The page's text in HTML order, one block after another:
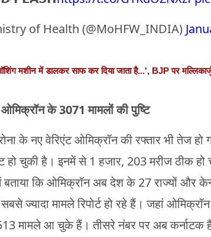
of Health (@MoHFW_INDIA)
मशीन में डालकर साफ कर दिया जाता है...', BJP पर
के 3071 मामलों की पुष्टि
के नए वेरिएंट ओमिक्रॉन की रफ्तार भी तेज
हो चुकी है। इनमें से 1 हजार, 203 मरीज ठीक
कि ओमिक्रॉन अब देश के 27 राज्यों और
ज्यादा मामले रिपोर्ट हो रहे हैं। जहां
मामले आ चुके हैं। तीसरे नंबर पर अब कर्नाटक